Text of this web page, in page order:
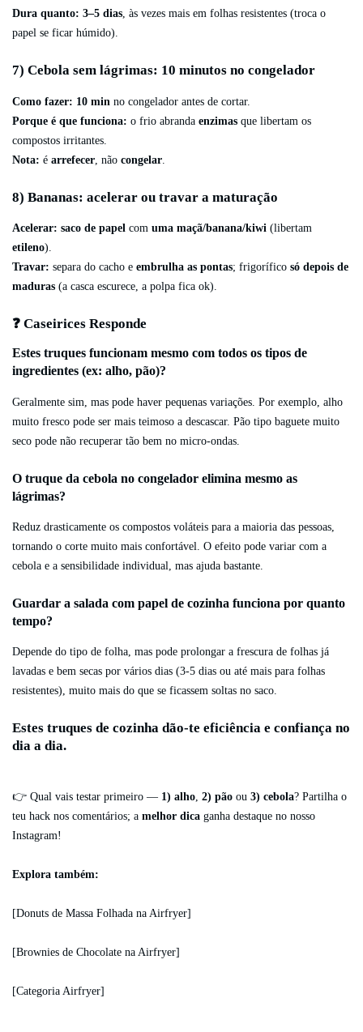
Dura quanto: 3–5 dias , às vezes mais em folhas resistentes (troca o
papel se ficar húmido).
7) Cebola sem lágrimas: 10 minutos no congelador
Como fazer: 10 min no congelador antes de cortar.
Porque é que funciona: o frio abranda enzimas que libertam os
compostos irritantes.
Nota: é arrefecer , não congelar
8) Bananas: acelerar ou travar a maturação
Acelerar: saco de papel com uma maçã/banana/kiwi (libertam
etileno).
Travar: separa do cacho e embrulha as pontas; frigorífico só depois de
maduras (a casca escurece, a polpa fica ok).
❓ Caseirices Responde
Estes truques funcionam mesmo com todos os tipos de
ingredientes (ex: alho, pão)?
Geralmente sim, mas pode haver pequenas variações. Por exemplo, alho
muito fresco pode ser mais teimoso a descascar. Pão tipo baguete muito
seco pode não recuperar tão bem no micro-ondas.
O truque da cebola no congelador elimina mesmo as
lágrimas?
Reduz drasticamente os compostos voláteis para a maioria das pessoas,
tornando o corte muito mais confortável. O efeito pode variar com a
cebola e a sensibilidade individual, mas ajuda bastante.
Guardar a salada com papel de cozinha funciona por quanto
tempo?
Depende do tipo de folha, mas pode prolongar a frescura de folhas já
lavadas e bem secas por vários dias (3-5 dias ou até mais para folhas
resistentes), muito mais do que se ficassem soltas no saco.
Estes truques de cozinha dão-te eficiência e confiança no
dia a dia.
👉 Qual vais testar primeiro — 1) alho 2) pão ou 3) cebola? Partilha o
teu hack nos comentários; a melhor dica ganha destaque no nosso
Instagram!
Explora também:
[Donuts de Massa Folhada na Airfryer]
[Brownies de Chocolate na Airfryer]
[Categoria Airfryer]